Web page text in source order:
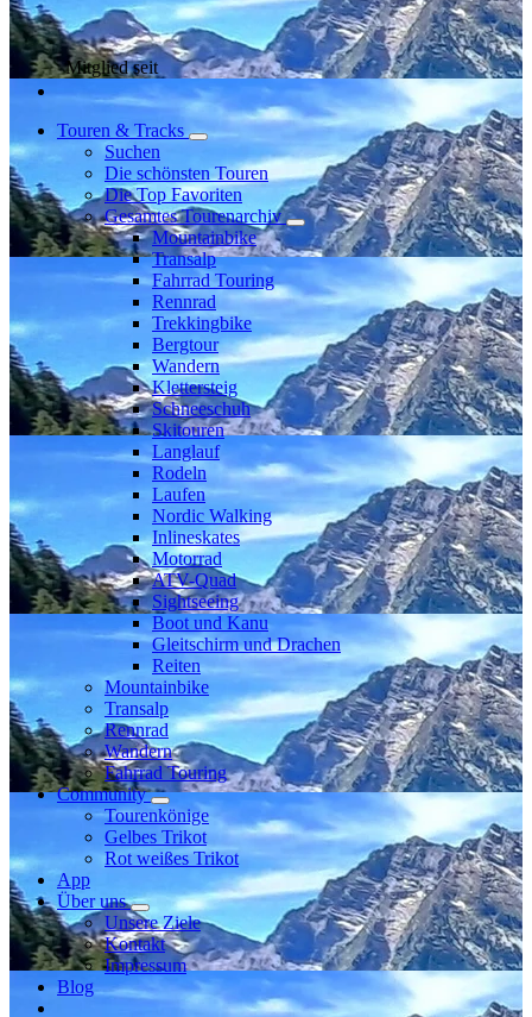
Mitglied seit
Touren & Tracks
Suchen
Die schönsten Touren
Die Top Favoriten
Gesamtes Tourenarchiv
Mountainbike
Transalp
Fahrrad Touring
Rennrad
Trekkingbike
Bergtour
Wandern
Klettersteig
Schneeschuh
Skitouren
Langlauf
Rodeln
Laufen
Nordic Walking
Inlineskates
Motorrad
ATV-Quad
Sightseeing
Boot und Kanu
Gleitschirm und Drachen
Reiten
Mountainbike
Transalp
Rennrad
Wandern
Fahrrad Touring
Community
Tourenkönige
Gelbes Trikot
Rot weißes Trikot
App
Über uns
Unsere Ziele
Kontakt
Impressum
Blog